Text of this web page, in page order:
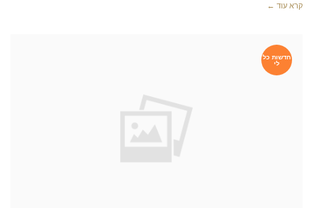
קרא עוד ←
חדשות כל
לי